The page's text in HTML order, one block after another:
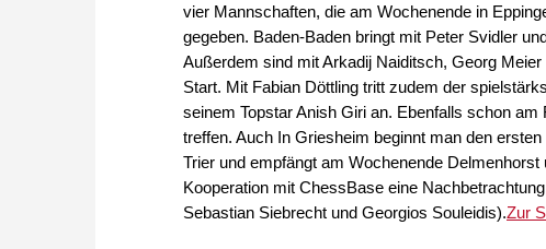
vier Mannschaften, die am Wochenende in
gegeben. Baden-Baden bringt mit Peter Svidler
Außerdem sind mit Arkadij Naiditsch, Georg
Start. Mit Fabian Döttling tritt zudem der
seinem Topstar Anish Giri an. Ebenfalls schon
treffen. Auch In Griesheim beginnt man den
Trier und empfängt am Wochenende
Kooperation mit ChessBase eine
Sebastian Siebrecht und Georgios Souleidis).Zur